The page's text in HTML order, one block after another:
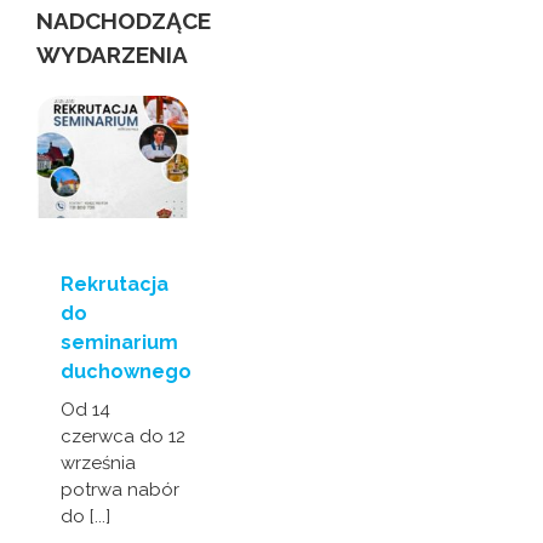
NADCHODZĄCE
WYDARZENIA
Rekrutacja
do
seminarium
duchownego
Od 14
czerwca do 12
września
potrwa nabór
do [...]